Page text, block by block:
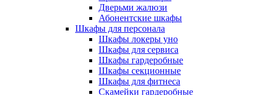
Дверьми жалюзи
Абонентские шкафы
Шкафы для персонала
Шкафы локеры уно
Шкафы для сервиса
Шкафы гардеробные
Шкафы секционные
Шкафы для фитнеса
Скамейки гардеробные